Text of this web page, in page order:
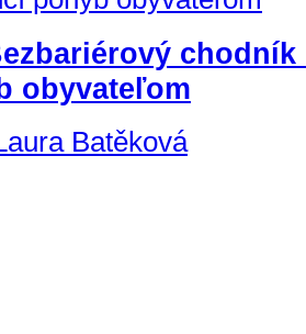
chodník
obyvateľom
Batěková